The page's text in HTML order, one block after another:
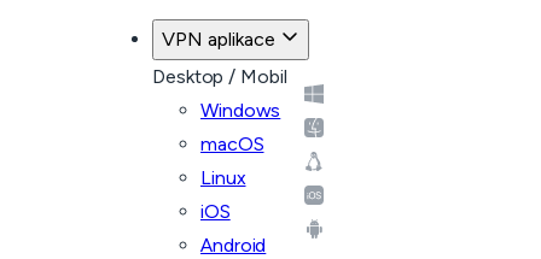
VPN aplikace
Desktop / Mobil
Windows
macOS
Linux
iOS
Android